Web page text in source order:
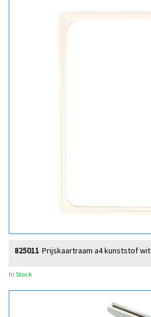
Prijskaartraam a4 kunststof wit
825011
In Stock